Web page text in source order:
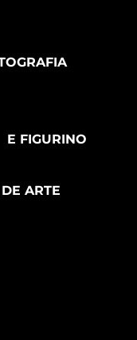
E FIGURINO
ARTE